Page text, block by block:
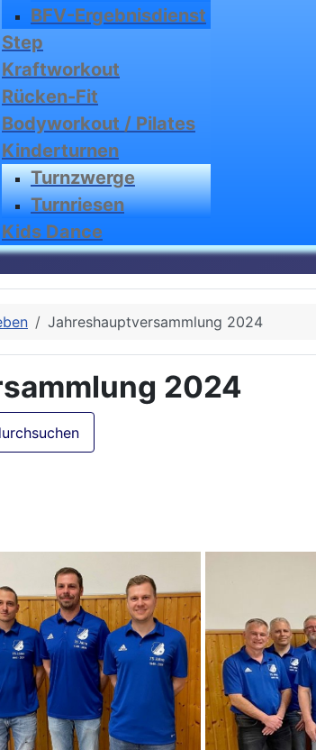
BFV-Ergebnisdienst
Step
Kraftworkout
Rücken-Fit
Bodyworkout / Pilates
Kinderturnen
Turnzwerge
Turnriesen
Kids Dance
Jahreshauptversammlung 2024
2024